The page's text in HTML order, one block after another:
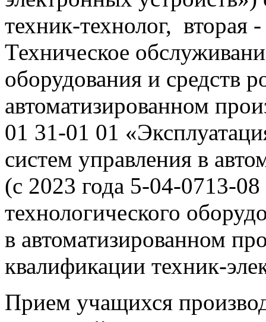
техник-технолог, вторая
Техническое
оборудования и средств
автоматизированном
01 31-01 01
систем управления в
(с 2023 года 5-04-0713-08
технологического
в автоматизированном
квалификации техник-
Прием учащихся